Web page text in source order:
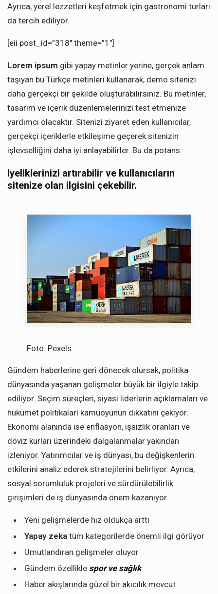
Ayrıca, yerel lezzetleri keşfetmek için gastronomi turları
da tercih ediliyor.
[eii post_id=”318″ theme=”1″]
Lorem ipsum gibi yapay metinler yerine, gerçek anlam
taşıyan bu Türkçe metinleri kullanarak, demo sitenizi
daha gerçekçi bir şekilde oluşturabilirsiniz. Bu metinler,
tasarım ve içerik düzenlemelerinizi test etmenize
yardımcı olacaktır. Sitenizi ziyaret eden kullanıcılar,
gerçekçi içeriklerle etkileşime geçerek sitenizin
işlevselliğini daha iyi anlayabilirler. Bu da potans
iyeliklerinizi artırabilir ve kullanıcıların
sitenize olan ilgisini çekebilir.
Foto: Pexels
Gündem haberlerine geri dönecek olursak, politika
dünyasında yaşanan gelişmeler büyük bir ilgiyle takip
ediliyor. Seçim süreçleri, siyasi liderlerin açıklamaları ve
hükümet politikaları kamuoyunun dikkatini çekiyor.
Ekonomi alanında ise enflasyon, işsizlik oranları ve
döviz kurları üzerindeki dalgalanmalar yakından
izleniyor. Yatırımcılar ve iş dünyası, bu değişkenlerin
etkilerini analiz ederek stratejilerini belirliyor. Ayrıca,
sosyal sorumluluk projeleri ve sürdürülebilirlik
girişimleri de iş dünyasında önem kazanıyor.
Yeni gelişmelerde hız oldukça arttı
Yapay zeka tüm kategorilerde önemli ilgi görüyor
Umutlandıran gelişmeler oluyor
Gündem özellikle spor ve sağlık
Haber akışlarında güzel bir akıcılık mevcut